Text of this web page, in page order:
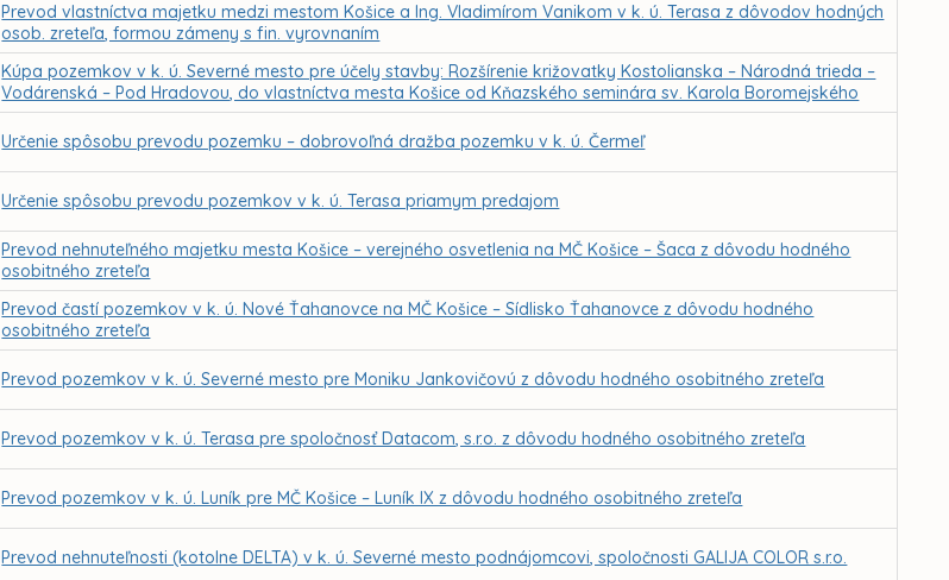
Prevod vlastníctva majetku medzi mestom Košice a Ing. Vladimírom Vanikom v k. ú. Terasa z dôvodov hodných
osob. zreteľa, formou zámeny s fin. vyrovnaním
Kúpa pozemkov v k. ú. Severné mesto pre účely stavby: Rozšírenie križovatky Kostolianska – Národná trieda –
Vodárenská – Pod Hradovou, do vlastníctva mesta Košice od Kňazského seminára sv. Karola Boromejského
Určenie spôsobu prevodu pozemku – dobrovoľná dražba pozemku v k. ú. Čermeľ
Určenie spôsobu prevodu pozemkov v k. ú. Terasa priamym predajom
Prevod nehnuteľného majetku mesta Košice – verejného osvetlenia na MČ Košice – Šaca z dôvodu hodného
osobitného zreteľa
Prevod častí pozemkov v k. ú. Nové Ťahanovce na MČ Košice – Sídlisko Ťahanovce z dôvodu hodného
osobitného zreteľa
Prevod pozemkov v k. ú. Severné mesto pre Moniku Jankovičovú z dôvodu hodného osobitného zreteľa
Prevod pozemkov v k. ú. Terasa pre spoločnosť Datacom, s.r.o. z dôvodu hodného osobitného zreteľa
Prevod pozemkov v k. ú. Luník pre MČ Košice – Luník IX z dôvodu hodného osobitného zreteľa
Prevod nehnuteľnosti (kotolne DELTA) v k. ú. Severné mesto podnájomcovi, spoločnosti GALIJA COLOR s.r.o.